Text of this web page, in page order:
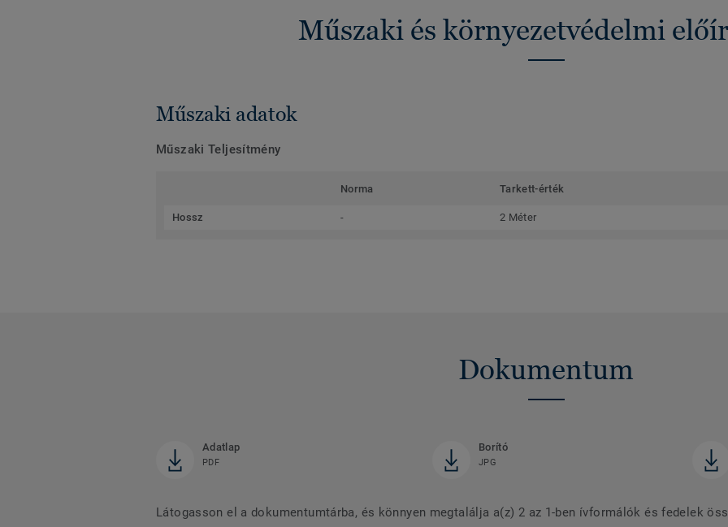
Műszaki és környezetvédelmi
Műszaki adatok
Műszaki Teljesítmény
Norma Tarkett-érték
Hossz - 2 Méter
Dokumentum
Adatlap
PDF
Borító
JPG
Látogasson el a dokumentumtárba, és könnyen megtalálja a(z) 2 az 1-ben ívformálók és fedelek